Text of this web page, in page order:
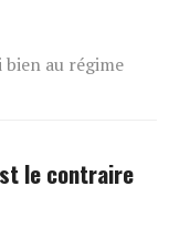
bien au régime
le contraire